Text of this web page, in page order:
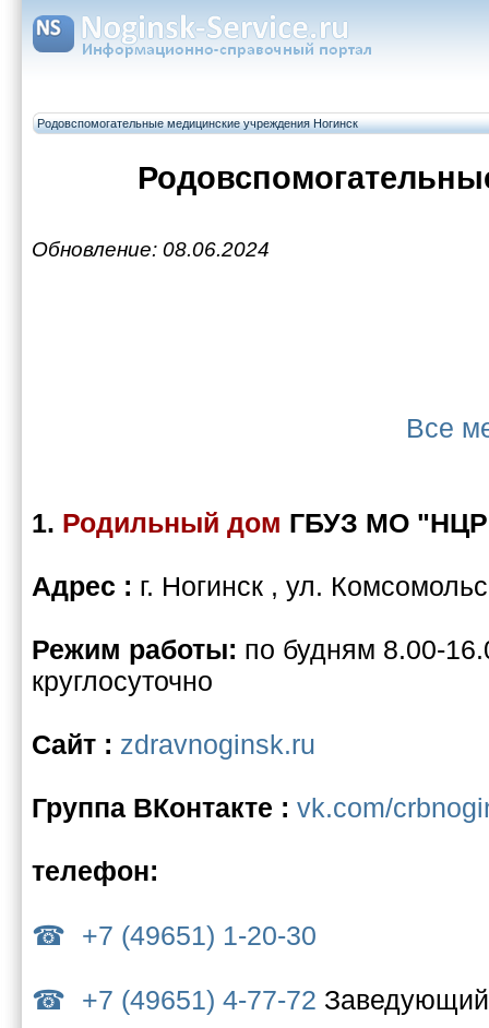
Родовспомогательные медицинские учреждения Ногинск
Обновление: 08.06.2024
Все
1. Родильный дом ГБУЗ МО
Адрес : г. Ногинск , ул.
Режим работы: по будням 8.00-
круглосуточно
Сайт : zdravnoginsk.ru
Группа ВКонтакте : vk.com/
телефон:
+7 (49651) 1-20-30
+7 (49651) 4-77-72